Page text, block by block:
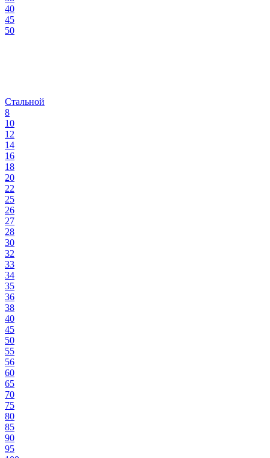
40
45
50
Стальной
8
10
12
14
16
18
20
22
25
26
27
28
30
32
33
34
35
36
38
40
45
50
55
56
60
65
70
75
80
85
90
95